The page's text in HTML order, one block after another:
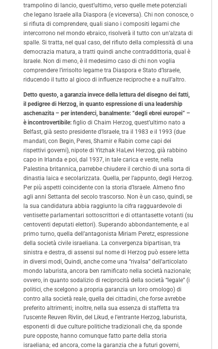
trampolino di lancio, quest’ultimo, verso quelle mete potenziali
che legano Israele alla Diaspora (e viceversa). Chi non conosce, o
si rifiuta di comprendere, quali siano i compositi legami che
intercorrono nel mondo ebraico, risolverà il tutto con un’alzata di
spalle. Si tratta, nel qual caso, del rifiuto della complessità di una
democrazia matura, a tratti quindi anche contraddittoria, qual è
Israele. Non di meno, è il medesimo caso di chi non voglia
comprendere l’irrisolto legame tra Diaspora e Stato d’Israele,
riducendo il tutto al gioco di influenze reciproche e a null’altro.
Detto questo, a garanzia invece della lettura del disegno dei fatti,
il pedigree di Herzog, in quanto espressione di una leadership
aschenazita – per intenderci, banalmente: “degli ebrei europei” –
è incontrovertibile: figlio di Chaim Herzog, quest’ultimo nato a
Belfast, già sesto presidente d’Israele, tra il 1983 e il 1993 (due
mandati, con Begin, Peres, Shamir e Rabin come capi dei
rispettivi governi), nipote di Yitzhak HaLevi Herzog, già rabbino
capo in Irlanda e poi, dal 1937, in tale carica e veste, nella
Palestina britannica, parrebbe chiudere il cerchio di una sorta di
dinastia laica e secolarizzata. Quella, per l’appunto, degli Herzog.
Per più aspetti coincidente con la storia d’Israele. Almeno fino
agli anni Settanta del secolo trascorso. Non è un caso, quindi, se
la sua candidatura abbia raggiunto la cifra ragguardevole di
ventisette parlamentari sottoscrittori e di ottantasette votanti (su
centoventi deputati elettori). Superando abbondantemente, e al
primo turno, quella dell’antagonista Miriam Peretz, espressione
della società civile israeliana. La convergenza bipartisan, tra
sinistra e destra, di assensi sul nome di Herzog può essere letta
in diversi modi, Quindi, anche come una “rivalsa” dell’articolato
mondo laburista, ancora ben ramificato nella società nazionale;
ovvero, in quanto sodalizio di reciprocità della società “legale” (i
politici, che scelgono a propria garanzia un loro omologo) di
contro alla società reale, quella dei cittadini, che forse avrebbe
preferito altrimenti; inoltre, nella sua essenza di staffetta tra
l’uscente Reuven Rivlin, del Likud, e l’entrante Herzog, laburista,
esponenti di due culture politiche tradizionali che, da sponde
pure opposte, hanno comunque fatto parte della storia
israeliana; ed ancora, come la garanzia che a futuri governi,